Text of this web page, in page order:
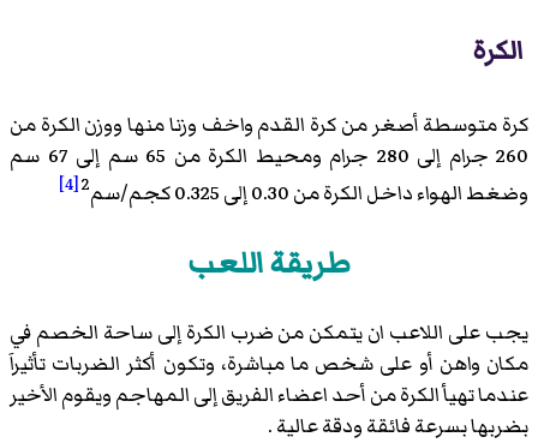
الكرة
كرة متوسطة أصغر من كرة القدم واخف وزنا منها ووزن الكرة من
260 جرام إلى 280 جرام ومحيط الكرة من 65 سم إلى 67 سم
وضغط الهواء داخل الكرة من 0.30 إلى 0.325 كجم/سم
2
[4]
طريقة اللعب
يجب على اللاعب ان يتمكن من ضرب الكرة إلى ساحة الخصم في
مكان واهن أو على شخص ما مباشرة، وتكون أكثر الضربات تأثيراَ
عندما تهيأ الكرة من أحد اعضاء الفريق إلى المهاجم ويقوم الأخير
بضربها بسرعة فائقة ودقة عالية .